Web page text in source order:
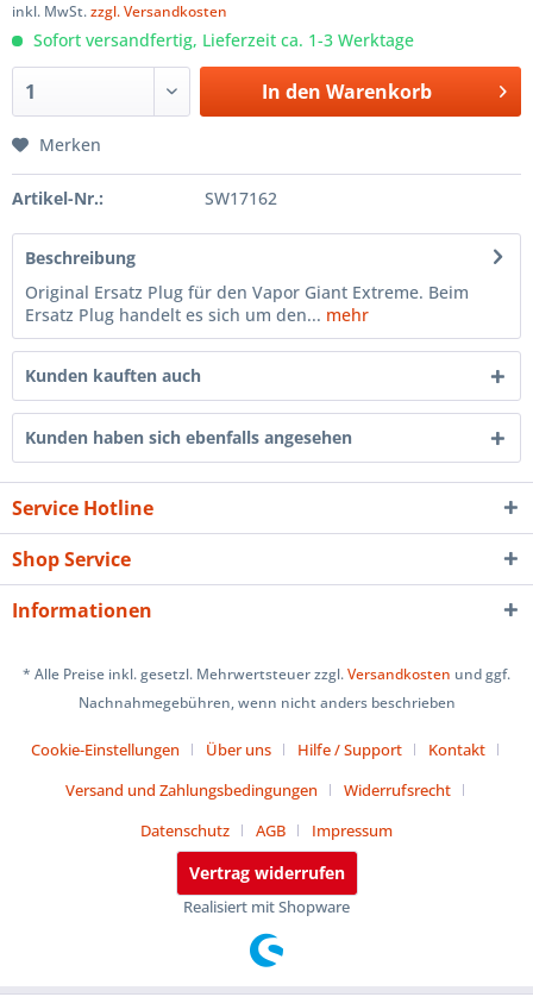
inkl. MwSt.zzgl. Versandkosten
Sofort versandfertig, Lieferzeit ca. 1-3 Werktage
In den Warenkorb
Merken
Artikel-Nr.: SW17162
Beschreibung
Original Ersatz Plug für den Vapor Giant Extreme. Beim
Ersatz Plug handelt es sich um den... mehr
Kunden kauften auch
Kunden haben sich ebenfalls angesehen
Service Hotline
Shop Service
Informationen
* Alle Preise inkl. gesetzl. Mehrwertsteuer zzgl.Versandkosten und ggf.
Nachnahmegebühren, wenn nicht anders beschrieben
Cookie-Einstellungen Über uns Hilfe / Support
Kontakt
Versand und Zahlungsbedingungen
Widerrufsrecht
Datenschutz
AGB Impressum
Vertrag widerrufen
Realisiert mit Shopware